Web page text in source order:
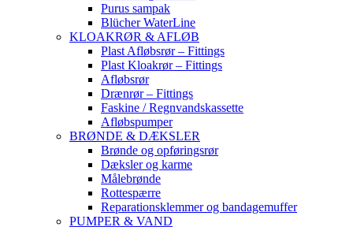
Purus sampak
Blücher WaterLine
KLOAKRØR & AFLØB
Plast Afløbsrør – Fittings
Plast Kloakrør – Fittings
Afløbsrør
Drænrør – Fittings
Faskine / Regnvandskassette
Afløbspumper
BRØNDE & DÆKSLER
Brønde og opføringsrør
Dæksler og karme
Målebrønde
Rottespærre
Reparationsklemmer og bandagemuffer
PUMPER & VAND